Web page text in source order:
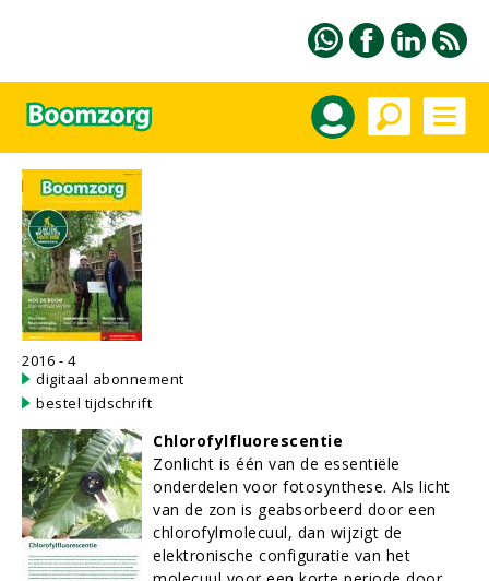
2016 - 4
digitaal abonnement
bestel tijdschrift
Chlorofylfluorescentie
Zonlicht is één van de essentiële
onderdelen voor fotosynthese. Als licht
van de zon is geabsorbeerd door een
chlorofylmolecuul, dan wijzigt de
elektronische configuratie van het